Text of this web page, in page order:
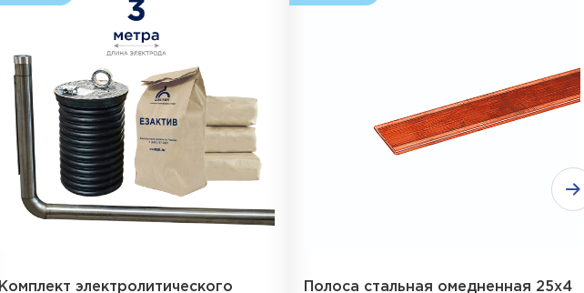
Комплект электролитического
Полоса стальная омедненная 25х4